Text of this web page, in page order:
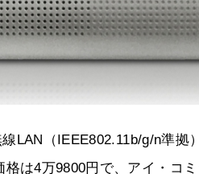
LAN（IEEE802.11b/g/n準
は4万9800円で、アイ・コ